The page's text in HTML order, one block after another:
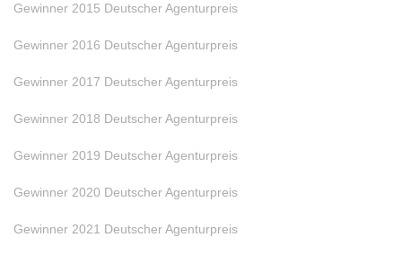
Gewinner 2015 Deutscher Agenturpreis
Gewinner 2016 Deutscher Agenturpreis
Gewinner 2017 Deutscher Agenturpreis
Gewinner 2018 Deutscher Agenturpreis
Gewinner 2019 Deutscher Agenturpreis
Gewinner 2020 Deutscher Agenturpreis
Gewinner 2021 Deutscher Agenturpreis